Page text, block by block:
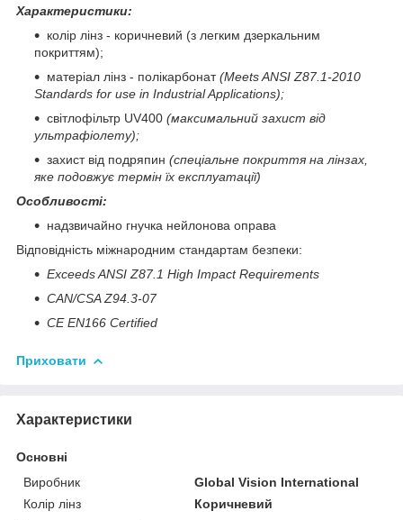
Характеристики:
колір лінз - коричневий (з легким дзеркальним
покриттям);
матеріал лінз - полікарбонат(Meets ANSI Z87.1-2010
Standards for use in Industrial Applications);
світлофільтр UV400 (максимальний захист від
ультрафіолету);
захист від подряпин (спеціальне покриття на лінзах,
яке подовжує термін їх експлуатації)
Особливості:
надзвичайно гнучка нейлонова оправа
Відповідність міжнародним стандартам безпеки:
Exceeds ANSI Z87.1 High Impact Requirements
CAN/CSA Z94.3-07
CE EN166 Certified
Приховати
Характеристики
Основні
Виробник
Global Vision International
Колір лінз
Коричневий